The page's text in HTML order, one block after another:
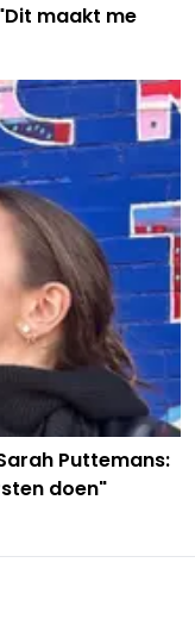
maakt me
Puttemans:
doen"